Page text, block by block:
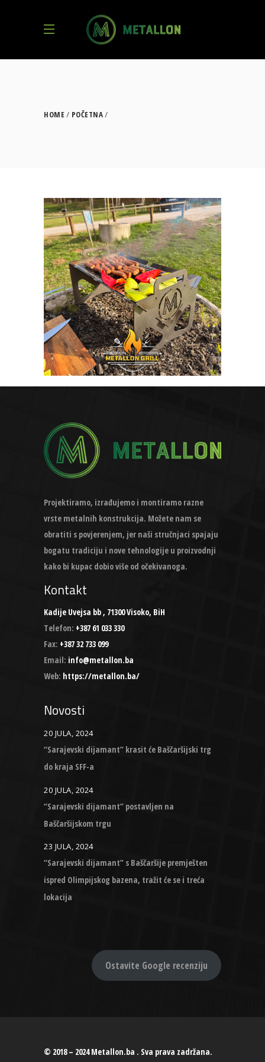
HOME POČETNA
Projektiramo, izrađujemo i montiramo razne
vrste metalnih konstrukcija. Možete nam se
obratiti s povjerenjem, jer naši stručnjaci spajaju
bogatu tradiciju i nove tehnologije u proizvodnji
kako bi kupac dobio više od očekivanoga.
Kontakt
Kadije Uvejsa bb , 71300 Visoko, BiH
Telefon: +387 61 033 330
Fax: +387 32 733 099
Email: info@metallon.ba
Web: https://metallon.ba/
Novosti
20 JULA, 2024
“Sarajevski dijamant” krasit će Baščaršijski trg
do kraja SFF-a
20 JULA, 2024
“Sarajevski dijamant” postavljen na
Baščaršijskom trgu
23 JULA, 2024
“Sarajevski dijamant” s Baščaršije premješten
ispred Olimpijskog bazena, tražit će se i treća
lokacija
Ostavite Google recenziju
© 2018 – 2024 Metallon.ba . Sva prava zadržana.